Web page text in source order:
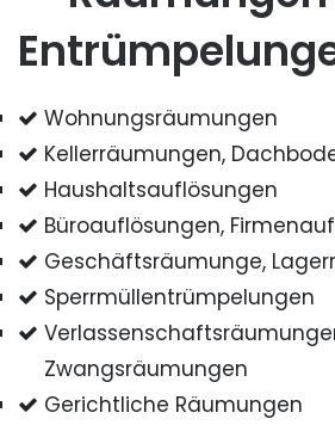
Wohnungsräumungen
Kellerräumungen,
Haushaltsauflösungen
Büroauflösungen,
Geschäftsräumunge,
Sperrmüllentrümpelungen
Zwangsräumungen
Gerichtliche Räumungen